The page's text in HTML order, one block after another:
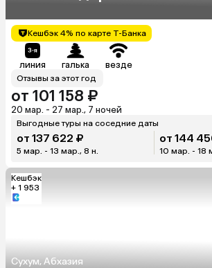
Кешбэк 4% по карте Т-Банка
линия галька везде
Отзывы за этот год
от 101 158 ₽
20 мар. - 27 мар., 7 ночей
Выгодные туры на соседние даты
от 137 622 ₽
5 мар. - 13 мар., 8 н.
от 144
10 мар. - 18
Кешбэк
+ 1 953
Сухум, Абхазия